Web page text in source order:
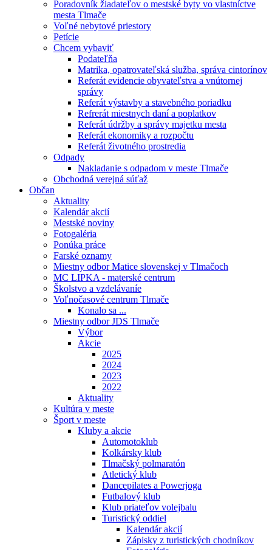
Poradovník žiadateľov o mestské byty vo vlastníctve
mesta Tlmače
Voľné nebytové priestory
Petície
Chcem vybaviť
Podateľňa
Matrika, opatrovateľská služba, správa cintorínov
Referát evidencie obyvateľstva a vnútornej
správy
Referát výstavby a stavebného poriadku
Refrerát miestnych daní a poplatkov
Referát údržby a správy majetku mesta
Referát ekonomiky a rozpočtu
Referát životného prostredia
Odpady
Nakladanie s odpadom v meste Tlmače
Obchodná verejná súťaž
Občan
Aktuality
Kalendár akcií
Mestské noviny
Fotogaléria
Ponúka práce
Farské oznamy
Miestny odbor Matice slovenskej v Tlmačoch
MC LIPKA - materské centrum
Školstvo a vzdelávaníe
Voľnočasové centrum Tlmače
Konalo sa ...
Miestny odbor JDS Tlmače
Výbor
Akcie
2025
2024
2023
2022
Aktuality
Kultúra v meste
Šport v meste
Kluby a akcie
Automotoklub
Kolkársky klub
Tlmačský polmaratón
Atletický klub
Dancepilates a Powerjoga
Futbalový klub
Klub priateľov volejbalu
Turistický oddiel
Kalendár akcií
Zápisky z turistických chodníkov